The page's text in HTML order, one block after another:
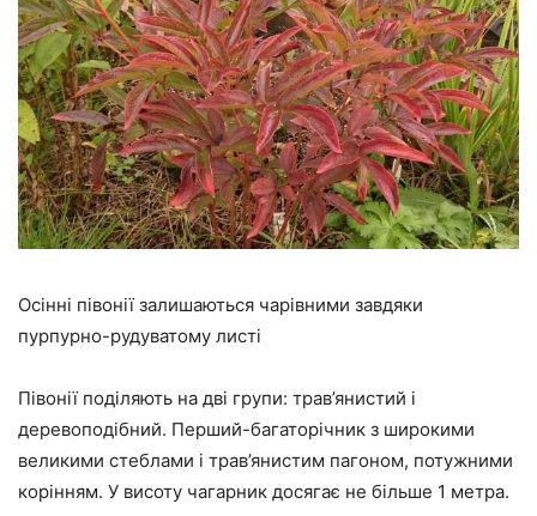
Осінні півонії залишаються чарівними завдяки
пурпурно-рудуватому листі
Півонії поділяють на дві групи: трав’янистий і
деревоподібний. Перший-багаторічник з широкими
великими стеблами і трав’янистим пагоном, потужними
корінням. У висоту чагарник досягає не більше 1 метра.